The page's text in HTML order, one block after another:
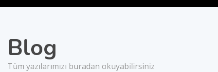
Blog
Tüm yazılarımızı buradan okuyabilirsiniz